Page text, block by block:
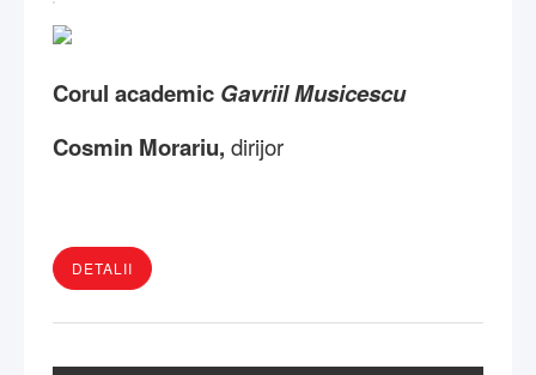
Corul academic Gavriil Musicescu
Cosmin Morariu, dirijor
DETALII